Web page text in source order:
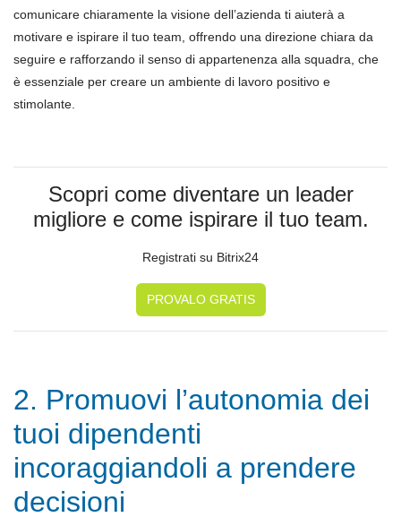
comunicare chiaramente la visione dell’azienda ti aiuterà a
motivare e ispirare il tuo team, offrendo una direzione chiara da
seguire e rafforzando il senso di appartenenza alla squadra, che
è essenziale per creare un ambiente di lavoro positivo e
stimolante.
Scopri come diventare un leader
migliore e come ispirare il tuo team.
Registrati su Bitrix24
PROVALO GRATIS
2. Promuovi l’autonomia dei
tuoi dipendenti
incoraggiandoli a prendere
decisioni